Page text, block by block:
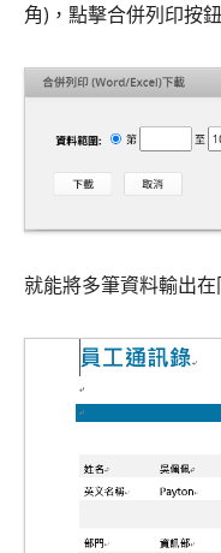
角)，點擊合併列印按
就能將多筆資料輸出在